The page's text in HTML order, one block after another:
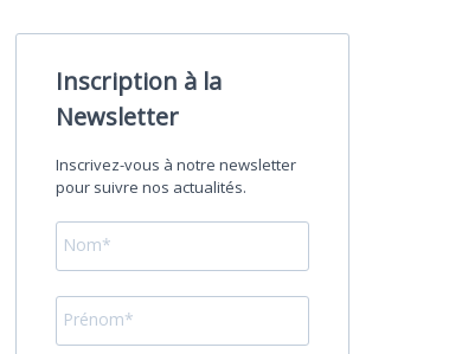
Inscription à la
Newsletter
Inscrivez-vous à notre newsletter
pour suivre nos actualités.